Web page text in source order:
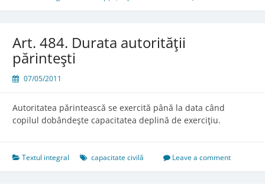
Art. 484. Durata autorităţii
părinteşti
07/05/2011
Autoritatea părintească se exercită până la data când
copilul dobândeşte capacitatea deplină de exerciţiu.
Textul integral capacitate civilă Leave a comment